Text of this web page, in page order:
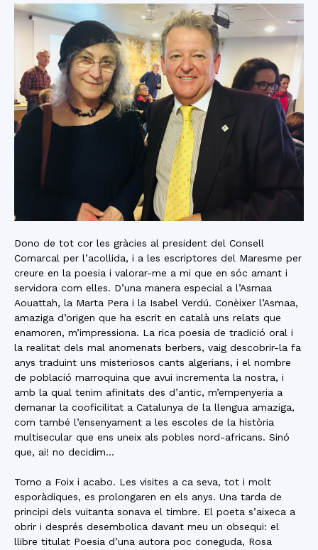
Dono de tot cor les gràcies al president del Consell
Comarcal per l’acollida, i a les escriptores del Maresme per
creure en la poesia i valorar-me a mi que en sóc amant i
servidora com elles. D’una manera especial a l’Asmaa
Aouattah, la Marta Pera i la Isabel Verdú. Conèixer l’Asmaa,
amaziga d’origen que ha escrit en català uns relats que
enamoren, m’impressiona. La rica poesia de tradició oral i
la realitat dels mal anomenats berbers, vaig descobrir-la fa
anys traduint uns misteriosos cants algerians, i el nombre
de població marroquina que avui incrementa la nostra, i
amb la qual tenim afinitats des d’antic, m’empenyeria a
demanar la cooficilitat a Catalunya de la llengua amaziga,
com també l’ensenyament a les escoles de la història
multisecular que ens uneix als pobles nord-africans. Sinó
que, ai! no decidim…
Torno a Foix i acabo. Les visites a ca seva, tot i molt
esporàdiques, es prolongaren en els anys. Una tarda de
principi dels vuitanta sonava el timbre. El poeta s’aixeca a
obrir i després desembolica davant meu un obsequi: el
llibre titulat Poesia d’una autora poc coneguda, Rosa